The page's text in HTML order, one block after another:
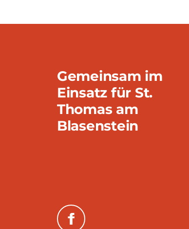
Gemeinsam im
Einsatz für St.
Thomas am
Blasenstein